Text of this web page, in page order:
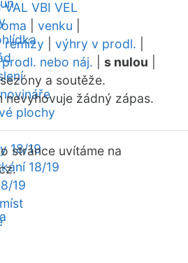
plochy
18/19
18/19
19
VAL VBI VEL
venku
remízy výhry v prodl.
prodl. nebo náj. s nulou
a soutěže.
nevyhovuje žádný zápas.
stránce uvítáme na